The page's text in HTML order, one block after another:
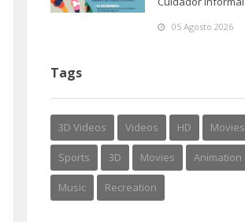
05 Agosto 2026
Tags
3D Videos Videos HD Movies
Sports 3D Movies Animation
Music Recreation